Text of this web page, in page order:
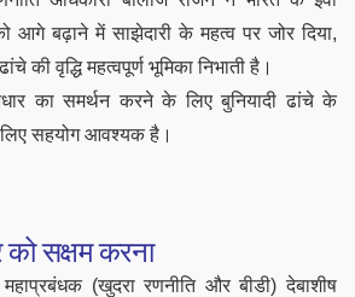
आगे बढ़ाने में साझेदारी के महत्व पर जोर दिया,
की वृद्धि महत्वपूर्ण भूमिका निभाती है।
का समर्थन करने के लिए बुनियादी ढांचे के
सहयोग आवश्यक है।
को सक्षम करना
(खुदरा रणनीति और बीडी) देबाशीष